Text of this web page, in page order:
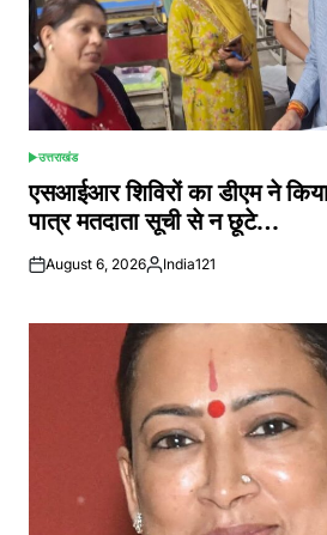
POSTED
IN
उत्तराखंड
एसआईआर शिविरों का डीएम ने
पात्र मतदाता सूची से न छूटे…
August 6, 2026Posted
India121